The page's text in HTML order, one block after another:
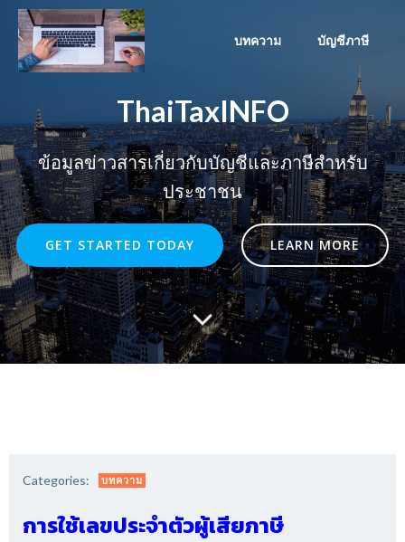
บทความ บัญชีภาษี
ThaiTaxINFO
ข้อมูลข่าวสารเกี่ยวกับบัญชีและภาษีสำหรับ
ประชาชน
GET STARTED TODAY LEARN MORE
Categories: บทความ
การใช้เลขประจำตัวผู้เสียภาษี